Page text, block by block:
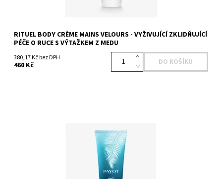
RITUEL BODY CRÈME MAINS VELOURS - VYŽIVUJÍCÍ ZKLIDŇUJÍCÍ
PÉČE O RUCE S VÝTAŽKEM Z MEDU
380,17 Kč bez DPH
460 Kč
SUBLIME TAN COMPLEX Extrakt růže šípkové Koktejl
nenasycených mastných kyselin zjemňuje pokožku. Antioxidační
Skladem 1 ks